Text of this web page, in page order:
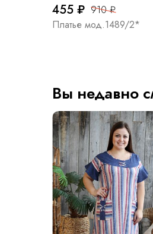
455 ₽ 910 ₽
Платье мод.1489/2*
Вы недавно